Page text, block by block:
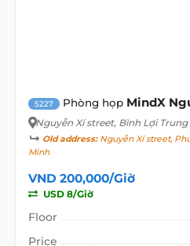
5227 Phòng họp MindX
Nguyễn Xí street, Bình Lợi
Old address:Nguyễn Xí street,
Minh
VND 200,000/Giờ
USD 8/Giờ
Floor
Price